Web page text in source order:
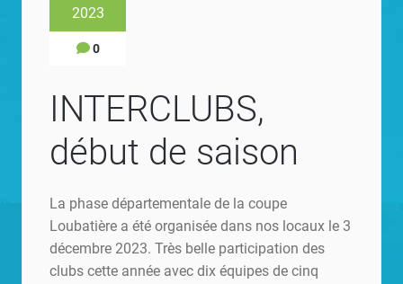
2023
0
INTERCLUBS,
début de saison
La phase départementale de la coupe
Loubatière a été organisée dans nos locaux le 3
décembre 2023. Très belle participation des
clubs cette année avec dix équipes de cinq